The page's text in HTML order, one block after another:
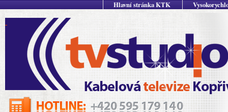
Hlavní stránka KTK